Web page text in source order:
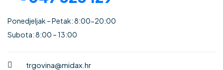
Ponedjeljak – Petak: 8:00-20:00
Subota: 8:00 – 13:00
trgovina@midax.hr